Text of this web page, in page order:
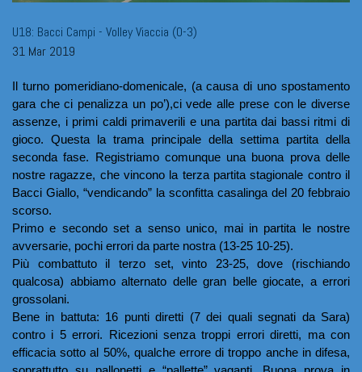
U18: Bacci Campi - Volley Viaccia (0-3)
31 Mar 2019
Il turno pomeridiano-domenicale, (a causa di uno spostamento
gara che ci penalizza un po’),ci vede alle prese con le diverse
assenze, i primi caldi primaverili e una partita dai bassi ritmi di
gioco. Questa la trama principale della settima partita della
seconda fase. Registriamo comunque una buona prova delle
nostre ragazze, che vincono la terza partita stagionale contro il
Bacci Giallo, “vendicando” la sconfitta casalinga del 20 febbraio
scorso.
Primo e secondo set a senso unico, mai in partita le nostre
avversarie, pochi errori da parte nostra (13-25 10-25).
Più combattuto il terzo set, vinto 23-25, dove (rischiando
qualcosa) abbiamo alternato delle gran belle giocate, a errori
grossolani.
Bene in battuta: 16 punti diretti (7 dei quali segnati da Sara)
contro i 5 errori. Ricezioni senza troppi errori diretti, ma con
efficacia sotto al 50%, qualche errore di troppo anche in difesa,